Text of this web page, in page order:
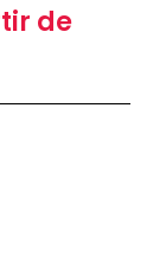
de